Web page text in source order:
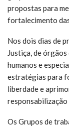
propostas para
fortalecimento
Nos dois dias de
Justiça, de
humanos e
estratégias para
liberdade e
Os Grupos de